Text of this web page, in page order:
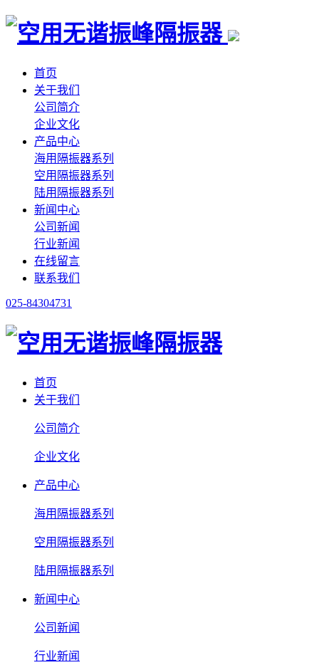
首页
关于我们
公司简介
企业文化
产品中心
海用隔振器系列
空用隔振器系列
陆用隔振器系列
新闻中心
公司新闻
行业新闻
在线留言
联系我们
025-84304731
首页
关于我们
公司简介
企业文化
产品中心
海用隔振器系列
空用隔振器系列
陆用隔振器系列
新闻中心
公司新闻
行业新闻